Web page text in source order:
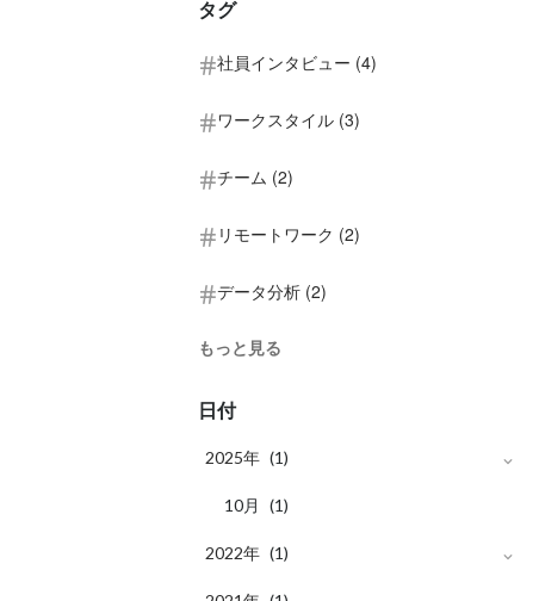
タグ
社員インタビュー (4)
ワークスタイル (3)
チーム (2)
リモートワーク (2)
データ分析 (2)
もっと見る
日付
2025年 (1)
10月 (1)
2022年 (1)